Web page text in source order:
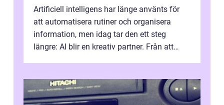
Artificiell intelligens har länge använts för
att automatisera rutiner och organisera
information, men idag tar den ett steg
längre: AI blir en kreativ partner. Från att